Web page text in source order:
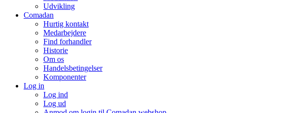
Udvikling
Comadan
Hurtig kontakt
Medarbejdere
Find forhandler
Historie
Om os
Handelsbetingelser
Komponenter
Log in
Log ind
Log ud